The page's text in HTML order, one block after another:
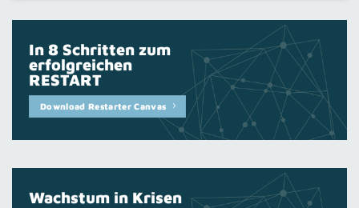
In 8 Schritten zum
erfolgreichen
RESTART
Download Restarter Canvas
Wachstum in Krisen